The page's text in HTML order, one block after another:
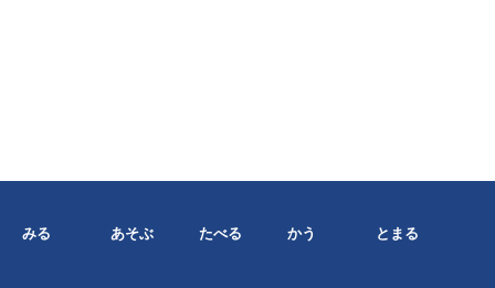
みる あそぶ たべる かう とまる